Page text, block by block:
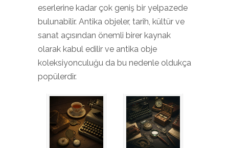
eserlerine kadar çok geniş bir yelpazede
bulunabilir. Antika objeler, tarih, kültür ve
sanat açısından önemli birer kaynak
olarak kabul edilir ve antika obje
koleksiyonculuğu da bu nedenle oldukça
popülerdir.